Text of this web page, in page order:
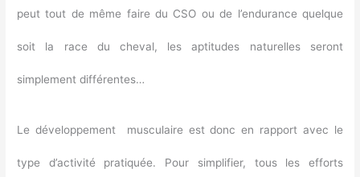
peut tout de même faire du CSO ou de l’endurance quelque
soit la race du cheval, les aptitudes naturelles seront
simplement différentes…
Le développement musculaire est donc en rapport avec le
type d’activité pratiquée. Pour simplifier, tous les efforts